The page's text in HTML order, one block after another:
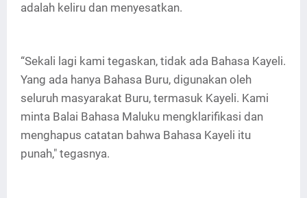
adalah keliru dan menyesatkan.
“Sekali lagi kami tegaskan, tidak ada Bahasa Kayeli.
Yang ada hanya Bahasa Buru, digunakan oleh
seluruh masyarakat Buru, termasuk Kayeli. Kami
minta Balai Bahasa Maluku mengklarifikasi dan
menghapus catatan bahwa Bahasa Kayeli itu
punah," tegasnya.